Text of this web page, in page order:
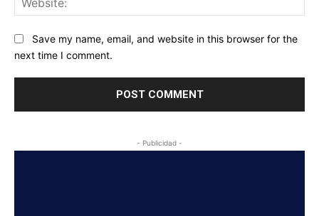
Save my name, email, and website in this browser for the
next time I comment.
- Publicidad -